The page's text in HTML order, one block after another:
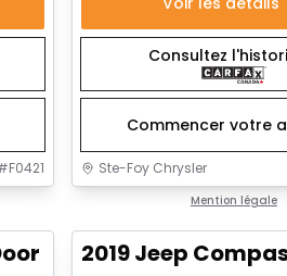
F0421
Consultez
Commencer votre
Ste-Foy Chrysler
Mention légale
Rubicon
Très bonne offre
2019 Jeep